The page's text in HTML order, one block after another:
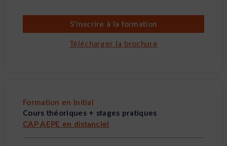
S'inscrire à la formation
Télécharger la brochure
Formation en Initial
Cours théoriques + stages pratiques
CAP AEPE en distanciel